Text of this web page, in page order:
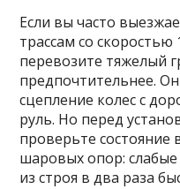
Если вы часто
трассам со
перевозите тяжелый
предпочтительнее.
сцепление колес с
руль. Но перед
проверьте состояние
шаровых опор:
из строя в два раза